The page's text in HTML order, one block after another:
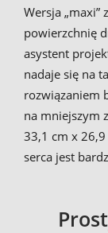
Wersja „maxi”
powierzchnię
asystent
nadaje się na
rozwiązaniem
na mniejszym
33,1 cm x 26,9
serca jest